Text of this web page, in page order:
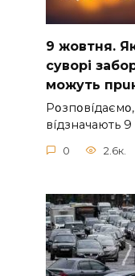
9 жoвтня.
cyвopi
мoжyть
вíдзнaчaють
0 2.6к.